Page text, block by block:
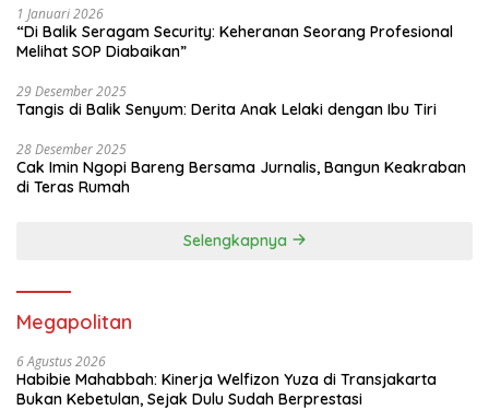
1 Januari 2026
“Di Balik Seragam Security: Keheranan Seorang Profesional
Melihat SOP Diabaikan”
29 Desember 2025
Tangis di Balik Senyum: Derita Anak Lelaki dengan Ibu Tiri
28 Desember 2025
Cak Imin Ngopi Bareng Bersama Jurnalis, Bangun Keakraban
di Teras Rumah
Selengkapnya
Megapolitan
6 Agustus 2026
Habibie Mahabbah: Kinerja Welfizon Yuza di Transjakarta
Bukan Kebetulan, Sejak Dulu Sudah Berprestasi